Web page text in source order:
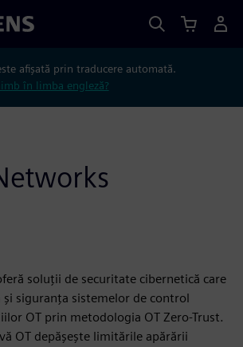
afișată prin traducere automată.
în limba engleză?
soluții de securitate cibernetică care
siguranța sistemelor de control
OT prin metodologia OT Zero-Trust.
OT depășește limitările apărării